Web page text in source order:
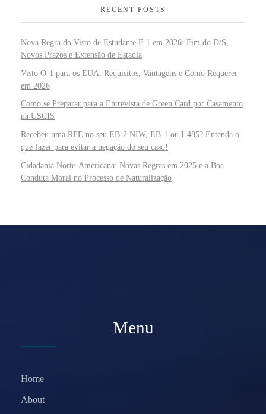
RECENT POSTS
Nova Regra do Visto de Estudante F-1 em 2026: Fim do D/S,
Novos Prazos e Extensão de Estadia
Visto O-1 para os EUA: Requisitos, Vantagens e Como Requerer
em 2026
Como se Preparar para a Entrevista de Green Card por Casamento
na USCIS
Recebeu uma RFE no seu EB-2 NIW, EB-1 ou I-485? Entenda o
que fazer para evitar a negação do seu caso!
Cidadania Norte-Americana: Novas Regras em 2025 e a Boa
Conduta Moral no Processo de Naturalização
Menu
Home
About